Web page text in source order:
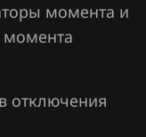
момента и
момента
отключения